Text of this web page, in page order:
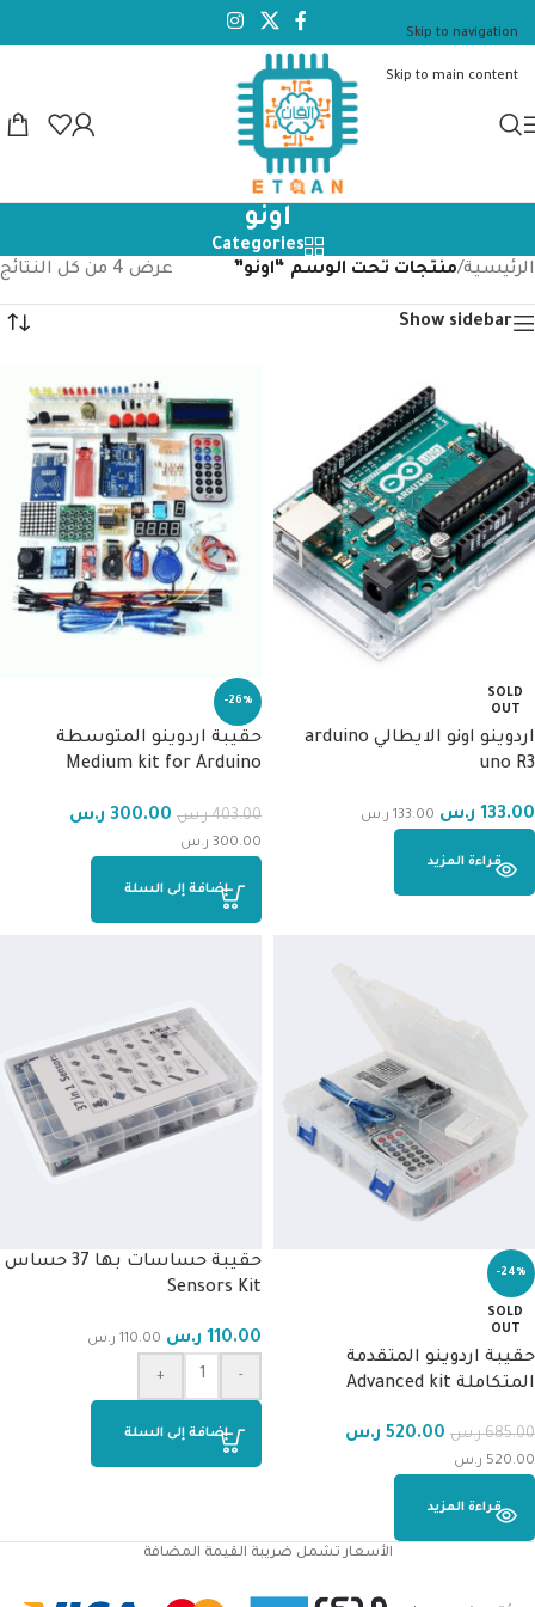
Skip to navigation
Skip to main content
اونو
Categories
الرئيسية/منتجات تحت الوسم “اونو” عرض ⁦4⁩ من كل النتائج
Show sidebar
SOLD
OUT
اردوينو اونو الايطالي arduino
uno R3
133.00 ر.س 133.00 ر.س
قراءة المزيد
-26%
حقيبة اردوينو المتوسطة
Medium kit for Arduino
403.00 ر.س 300.00 ر.س
300.00 ر.س
إضافة إلى السلة
-24%
SOLD
OUT
حقيبة اردوينو المتقدمة
المتكاملة Advanced kit
685.00 ر.س 520.00 ر.س
520.00 ر.س
قراءة المزيد
حقيبة حساسات بها 37 حساس
Sensors Kit
110.00 ر.س 110.00 ر.س
-
+
إضافة إلى السلة
الأسعار تشمل ضريبة القيمة المضافة